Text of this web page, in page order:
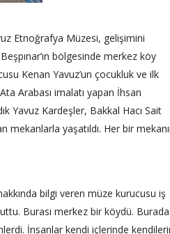
Etnoğrafya Müzesi, gelişimini
bölgesinde merkez köy
Kenan Yavuz’un çocukluk ve ilk
Arabası imalatı yapan İhsan
Yavuz Kardeşler, Bakkal Hacı Sait
yaşatıldı. Her bir
bilgi veren müze kurucusu iş
Burası merkez bir köydü. Burada
İnsanlar kendi içlerinde